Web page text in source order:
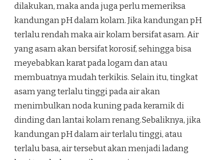
dilakukan, maka anda juga perlu memeriksa
kandungan pH dalam kolam. Jika kandungan pH
terlalu rendah maka air kolam bersifat asam. Air
yang asam akan bersifat korosif, sehingga bisa
meyebabkan karat pada logam dan atau
membuatnya mudah terkikis. Selain itu, tingkat
asam yang terlalu tinggi pada air akan
menimbulkan noda kuning pada keramik di
dinding dan lantai kolam renang.Sebaliknya, jika
kandungan pH dalam air terlalu tinggi, atau
terlalu basa, air tersebut akan menjadi ladang